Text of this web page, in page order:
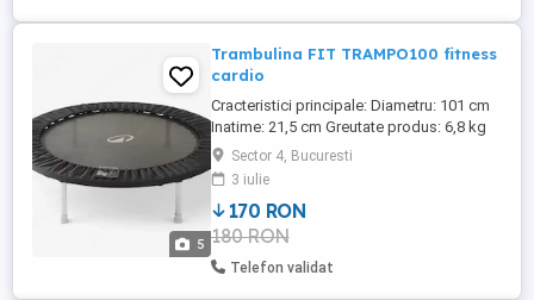
5
Trambulina FIT TRAMPO100 fitness
cardio
Cracteristici principale: Diametru: 101 cm
Inatime: 21,5 cm Greutate produs: 6,8 kg
36 arcuri 6 picioare stabile cu protectie
aderenta Structura rezistenta din otel
Depozitare usoara datorita designului
compact Suprafata de sarit de 80 cm si
inaltimea de 21,5 cm Stare excelenta!
Sector 4, Bucuresti
3 iulie
170 RON
180 RON
Telefon validat